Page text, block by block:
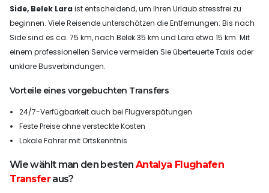
Side, Belek Lara ist entscheidend, um Ihren Urlaub stressfrei zu
beginnen. Viele Reisende unterschätzen die Entfernungen: Bis nach
Side sind es ca. 75 km, nach Belek 35 km und Lara etwa 15 km. Mit
einem professionellen Service vermeiden Sie überteuerte Taxis oder
unklare Busverbindungen.
Vorteile eines vorgebuchten Transfers
24/7-Verfügbarkeit auch bei Flugverspätungen
Feste Preise ohne versteckte Kosten
Lokale Fahrer mit Ortskenntnis
Wie wählt man den besten Antalya Flughafen
Transferaus?